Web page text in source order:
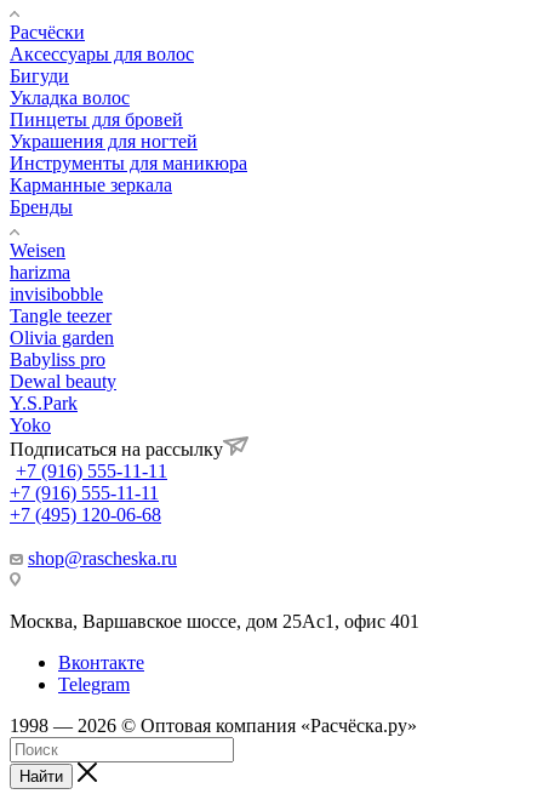
Расчёски
Аксессуары для волос
Бигуди
Укладка волос
Пинцеты для бровей
Украшения для ногтей
Инструменты для маникюра
Карманные зеркала
Бренды
Weisen
harizma
invisibobble
Tangle teezer
Olivia garden
Babyliss pro
Dewal beauty
Y.S.Park
Yoko
Подписаться на рассылку
+7 (916) 555-11-11
+7 (916) 555-11-11
+7 (495) 120-06-68
shop@rascheska.ru
Москва, Варшавское шоссе, дом 25Аc1, офис 401
Вконтакте
Telegram
1998 — 2026 © Оптовая компания «Расчёска.ру»
Найти